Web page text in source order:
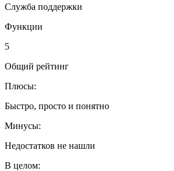
Служба поддержки
Функции
5
Общий рейтинг
Плюсы:
Быстро, просто и понятно
Минусы:
Недостатков не нашли
В целом: